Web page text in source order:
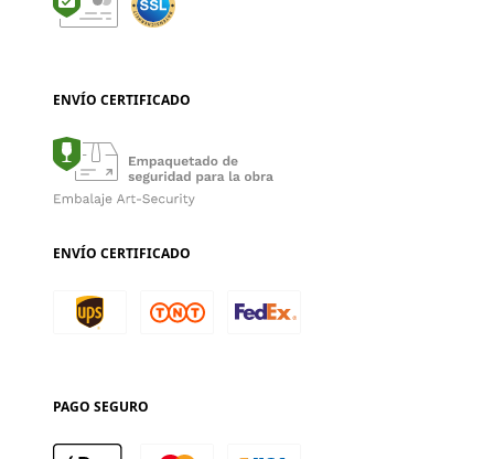
ENVÍO CERTIFICADO
ENVÍO CERTIFICADO
PAGO SEGURO